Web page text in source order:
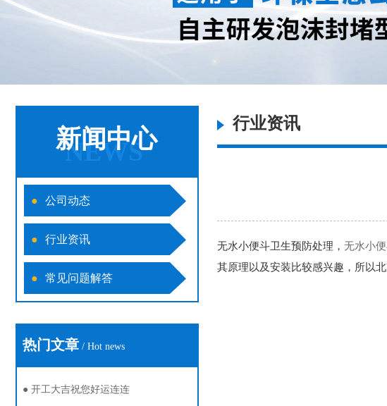
新闻中心
NEWS
● 公司动态
● 行业资讯
● 常见问题解答
热门文章 / Hot news
● 开工大吉祝您好运连连
行业资讯
无水小便斗卫生预防处理， 无水小
其原理以及安装比较感兴趣，所以